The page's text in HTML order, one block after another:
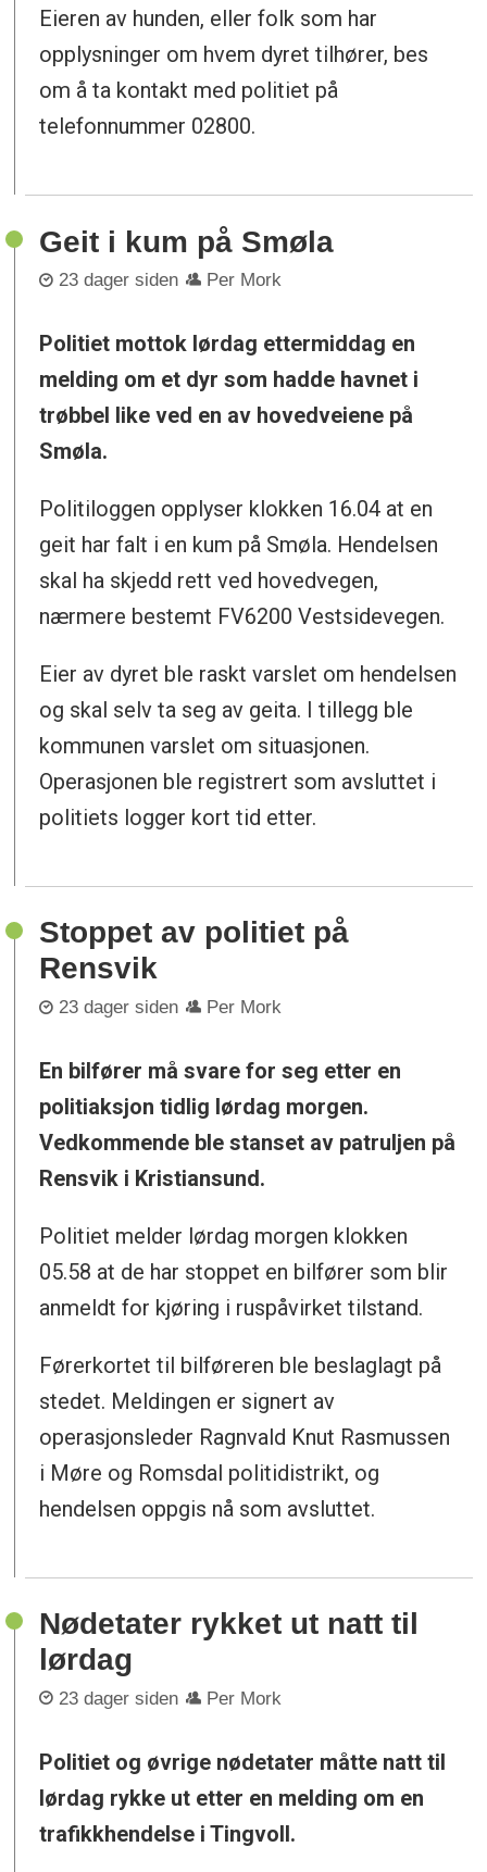
Eieren av hunden, eller folk som har
opplysninger om hvem dyret tilhører, bes
om å ta kontakt med politiet på
telefonnummer 02800.
Geit i kum på Smøla
23 dager siden Per Mork
Politiet mottok lørdag ettermiddag en
melding om et dyr som hadde havnet i
trøbbel like ved en av hovedveiene på
Smøla.
Politiloggen opplyser klokken 16.04 at en
geit har falt i en kum på Smøla. Hendelsen
skal ha skjedd rett ved hovedvegen,
nærmere bestemt FV6200 Vestsidevegen.
Eier av dyret ble raskt varslet om hendelsen
og skal selv ta seg av geita. I tillegg ble
kommunen varslet om situasjonen.
Operasjonen ble registrert som avsluttet i
politiets logger kort tid etter.
Stoppet av politiet på
Rensvik
23 dager siden Per Mork
En bilfører må svare for seg etter en
politiaksjon tidlig lørdag morgen.
Vedkommende ble stanset av patruljen på
Rensvik i Kristiansund.
Politiet melder lørdag morgen klokken
05.58 at de har stoppet en bilfører som blir
anmeldt for kjøring i ruspåvirket tilstand.
Førerkortet til bilføreren ble beslaglagt på
stedet. Meldingen er signert av
operasjonsleder Ragnvald Knut Rasmussen
i Møre og Romsdal politidistrikt, og
hendelsen oppgis nå som avsluttet.
Nødetater rykket ut natt til
lørdag
23 dager siden Per Mork
Politiet og øvrige nødetater måtte natt til
lørdag rykke ut etter en melding om en
trafikkhendelse i Tingvoll.